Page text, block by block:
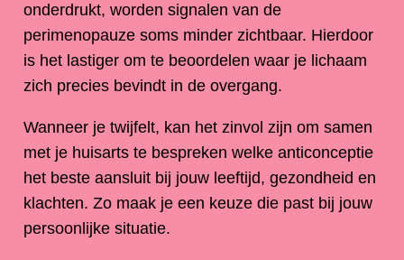
onderdrukt, worden signalen van de
perimenopauze soms minder zichtbaar. Hierdoor
is het lastiger om te beoordelen waar je lichaam
zich precies bevindt in de overgang.
Wanneer je twijfelt, kan het zinvol zijn om samen
met je huisarts te bespreken welke anticonceptie
het beste aansluit bij jouw leeftijd, gezondheid en
klachten. Zo maak je een keuze die past bij jouw
persoonlijke situatie.